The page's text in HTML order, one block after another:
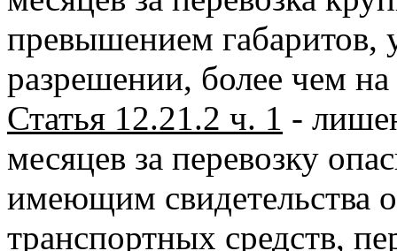
превышением габаритов,
разрешении, более чем
Статья 12.21.2 ч. 1 -
месяцев за перевозку
имеющим свидетельства
транспортных средств,